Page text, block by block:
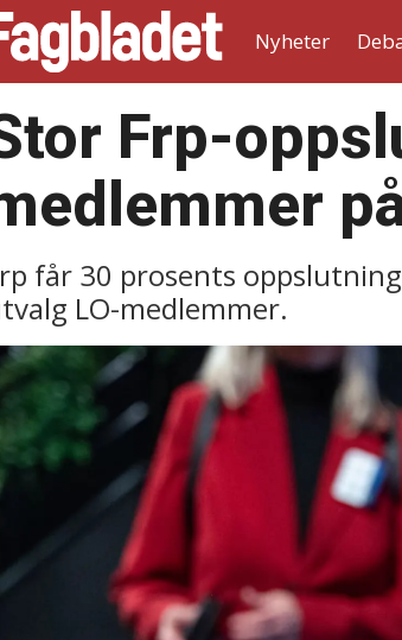
Nyheter
Frp-
får 30 prosents
LO-medlemmer.